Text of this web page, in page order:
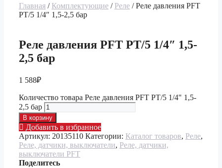
Главная / Комплектующие / Реле / Реле давления PFT
РТ/5 1/4″ 1,5-2,5 бар
Реле давления PFT РТ/5 1/4″ 1,5-
2,5 бар
1 588₽
Количество товара Реле давления PFT РТ/5 1/4" 1,5-
2,5 бар
В корзину
Добавить в избранное
Артикул: 20135110 Категории: Каталог товаров, Реле,
Реле, датчики, выключатели, Реле, датчики,
выключатели PFT
Поделитесь